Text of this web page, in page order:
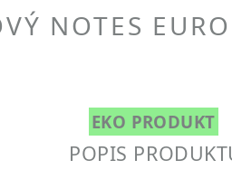
NOTES
EKO PRODUKT
POPIS